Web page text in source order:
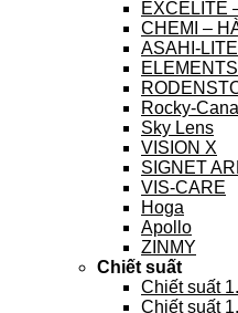
EXCELITE
CHEMI –
ASAHI-
Rocky-
Sky Lens
VISION X
SIGNET
VIS-CARE
Hoga
Apollo
ZINMY
Chiết suất
Chiết suất
Chiết suất